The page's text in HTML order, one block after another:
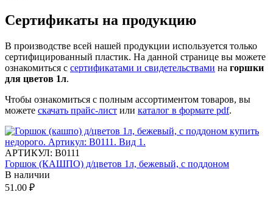
Сертификаты на продукцию
В производстве всей нашей продукции используется только
сертифицированный пластик. На данной странице вы можете
ознакомиться с сертификатами и свидетельствами на горшки
для цветов 1л.
Чтобы ознакомиться с полным ассортиментом товаров, вы
можете скачать прайс-лист или каталог в формате pdf.
АРТИКУЛ: В0111
Горшок (КАШПО) д/цветов 1л, бежевый, с поддоном
В наличии
51.00 ₽